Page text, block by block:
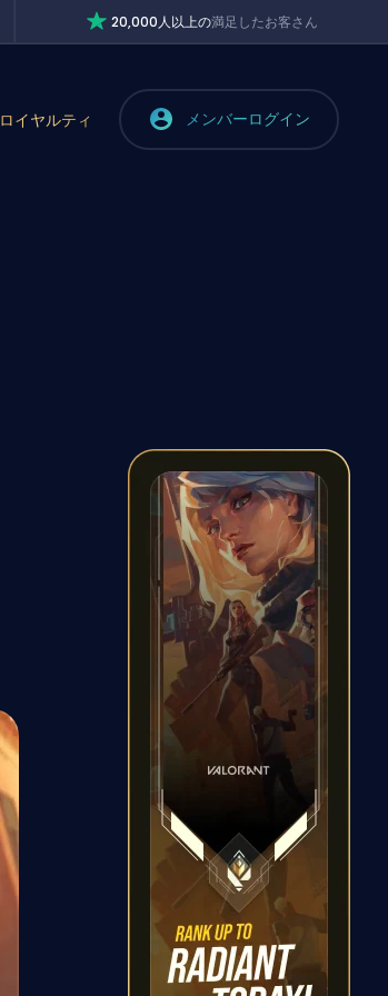
20,000人以上の満足したお客さん
ロイヤルティ メンバーログイン